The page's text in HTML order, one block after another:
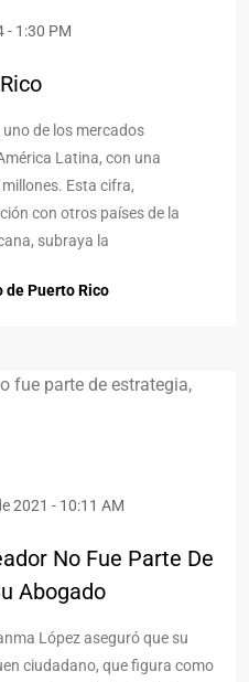
- 1:30 PM
de los mercados
Latina, con una
Esta cifra,
con otros países de la
subraya la
de Puerto Rico
2021 - 10:11 AM
No Fue Parte De
Abogado
López aseguró que su
ciudadano, que figura como